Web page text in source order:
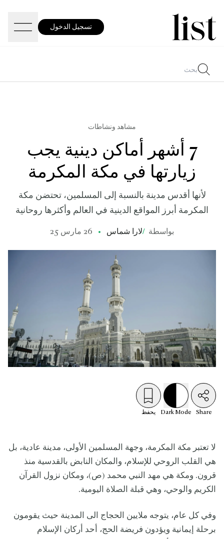
تسجيل الدخول
مشاهد ونشاطات
7 أشهر أماكن دينية يجب
زيارتها في مكة المكرمة
لأنها أقدس مدينة بالنسبة إلى المسلمين، تحتضن مكة
المكرمة أبرز المواقع الدينية في العالم وأكثرها روحانية
بواسطة /لارا شماس 26 مارس 25
Share
Dark Mode يحفظ
لا تعتبر مكة المكرمة، وجهة المسلمين الأولى، مدينة عادية، بل
هي القلب الروحي للإسلام، والمكان النابض بالقدسية منذ
قرون. ومكة هي مهد النبي محمد (ص)، ومكان نزول القرآن
الكريم والوحي، وهي قبلة الصلاة اليومية.
وفي كل عام، يتوجه ملايين الحجاج الى المدينة حيث يقومون
برحلة إيمانية ويؤدون فريضة الحج، أحد أركان الإسلام